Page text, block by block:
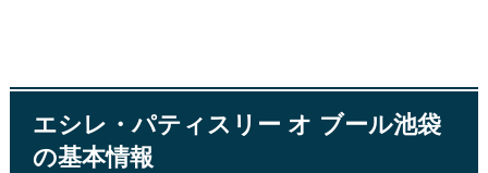
エシレ・パティスリー オ ブール池袋
の基本情報